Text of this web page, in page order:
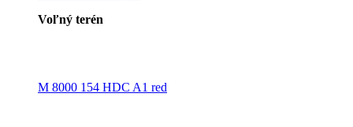
Voľný terén
M 8000 154 HDC A1 red